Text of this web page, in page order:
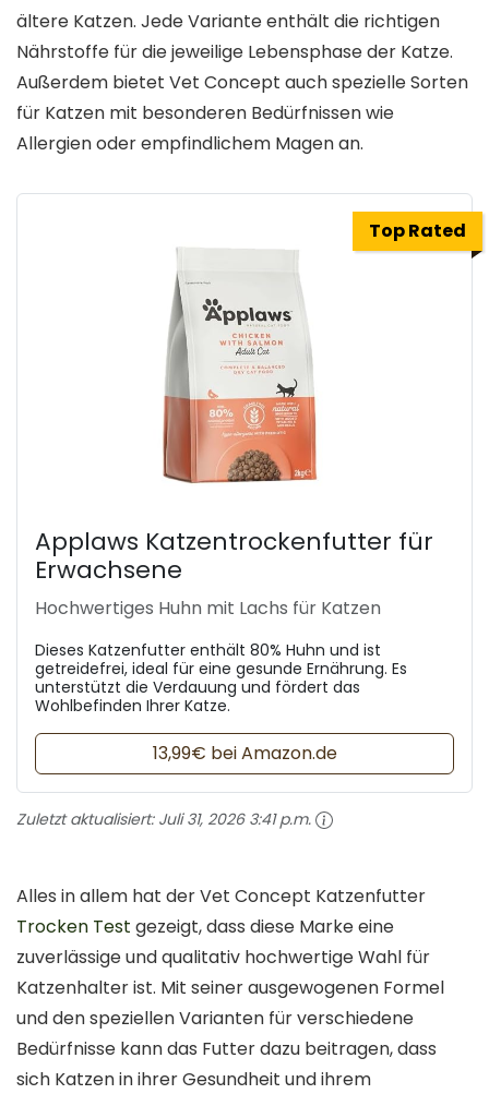
ältere Katzen. Jede Variante enthält die richtigen
Nährstoffe für die jeweilige Lebensphase der Katze.
Außerdem bietet Vet Concept auch spezielle Sorten
für Katzen mit besonderen Bedürfnissen wie
Allergien oder empfindlichem Magen an.
Top Rated
Applaws Katzentrockenfutter für
Erwachsene
Hochwertiges Huhn mit Lachs für Katzen
Dieses Katzenfutter enthält 80% Huhn und ist
getreidefrei, ideal für eine gesunde Ernährung. Es
unterstützt die Verdauung und fördert das
Wohlbefinden Ihrer Katze.
13,99€ bei Amazon.de
Zuletzt aktualisiert: Juli 31, 2026 3:41 p.m.
Alles in allem hat der Vet Concept Katzenfutter
Trocken Test gezeigt, dass diese Marke eine
zuverlässige und qualitativ hochwertige Wahl für
Katzenhalter ist. Mit seiner ausgewogenen Formel
und den speziellen Varianten für verschiedene
Bedürfnisse kann das Futter dazu beitragen, dass
sich Katzen in ihrer Gesundheit und ihrem